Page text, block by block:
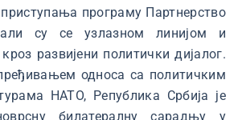
програму Партнерство
су се узлазном линијом и
развијени политички дијалог.
односа са политичким
НАТО, Република Србија је
билатералну сарадњу у